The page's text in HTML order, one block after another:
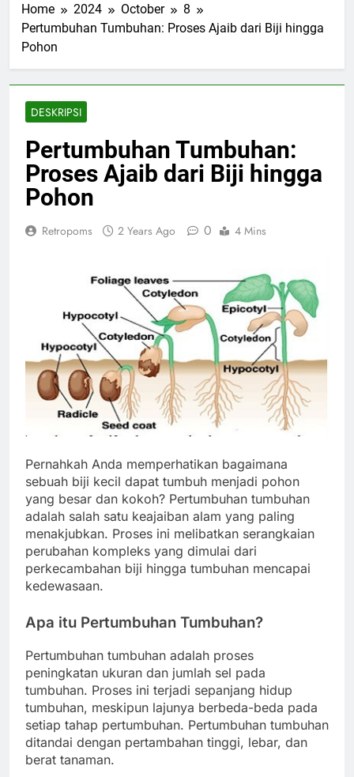
Home 2024 October
8
Pertumbuhan Tumbuhan: Proses Ajaib dari Biji hingga
Pohon
DESKRIPSI
Pertumbuhan Tumbuhan:
Proses Ajaib dari Biji hingga
Pohon
Retropoms 2 Years Ago 0 4 Mins
Pernahkah Anda memperhatikan bagaimana
sebuah biji kecil dapat tumbuh menjadi pohon
yang besar dan kokoh? Pertumbuhan tumbuhan
adalah salah satu keajaiban alam yang paling
menakjubkan. Proses ini melibatkan serangkaian
perubahan kompleks yang dimulai dari
perkecambahan biji hingga tumbuhan mencapai
kedewasaan.
Apa itu Pertumbuhan Tumbuhan?
Pertumbuhan tumbuhan adalah proses
peningkatan ukuran dan jumlah sel pada
tumbuhan. Proses ini terjadi sepanjang hidup
tumbuhan, meskipun lajunya berbeda-beda pada
setiap tahap pertumbuhan. Pertumbuhan tumbuhan
ditandai dengan pertambahan tinggi, lebar, dan
berat tanaman.